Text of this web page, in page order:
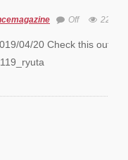
Off 2290
04/20 Check this out. 零